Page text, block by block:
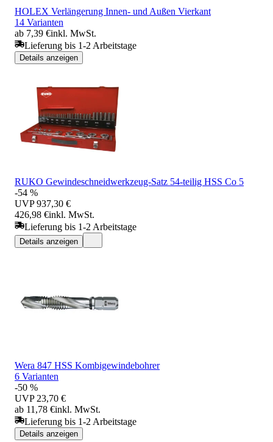
HOLEX Verlängerung Innen- und Außen Vierkant
14 Varianten
ab 7,39 €inkl. MwSt.
Lieferung bis 1-2 Arbeitstage
Details anzeigen
RUKO Gewindeschneidwerkzeug-Satz 54-teilig HSS Co 5
-54 %
UVP 937,30 €
426,98 €inkl. MwSt.
Lieferung bis 1-2 Arbeitstage
Details anzeigen
Wera 847 HSS Kombigewindebohrer
6 Varianten
-50 %
UVP 23,70 €
ab 11,78 €inkl. MwSt.
Lieferung bis 1-2 Arbeitstage
Details anzeigen